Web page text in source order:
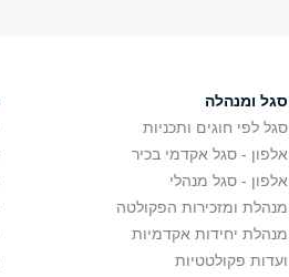
סגל ומנהלה
סגל לפי חוגים ותכניות
אלפון - סגל אקדמי בכיר
אלפון - סגל מנהלי
מנהלת ומזכירות הפקולטה
מנהלת יחידות אקדמיות
ועדות פקולטטיות